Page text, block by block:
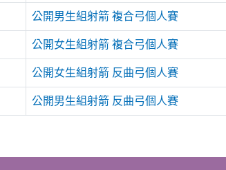
公開男生組射箭 複合弓個人賽
公開女生組射箭 複合弓個人賽
公開女生組射箭 反曲弓個人賽
公開男生組射箭 反曲弓個人賽